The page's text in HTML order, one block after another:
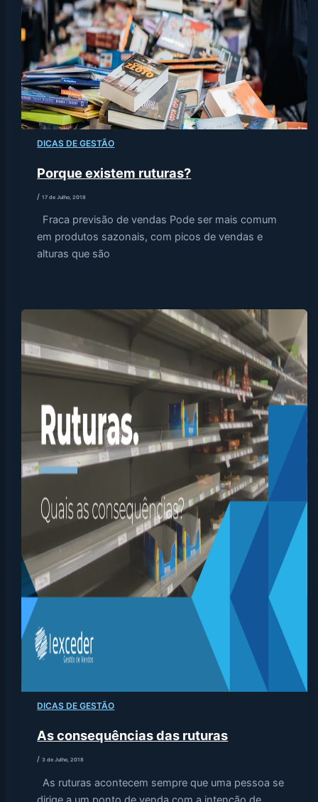
DICAS DE GESTÃO
Porque existem ruturas?
/17 de Julho, 2018
Fraca previsão de vendas Pode ser mais comum
em produtos sazonais, com picos de vendas e
alturas que são
DICAS DE GESTÃO
As consequências das ruturas
/3 de Julho, 2018
As ruturas acontecem sempre que uma pessoa se